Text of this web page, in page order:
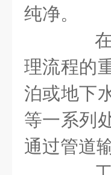
纯净。
在
理流程的
泊或地下
等一系列
通过管道